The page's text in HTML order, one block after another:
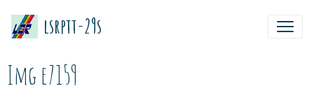
lsrptt-29s
Img e7159